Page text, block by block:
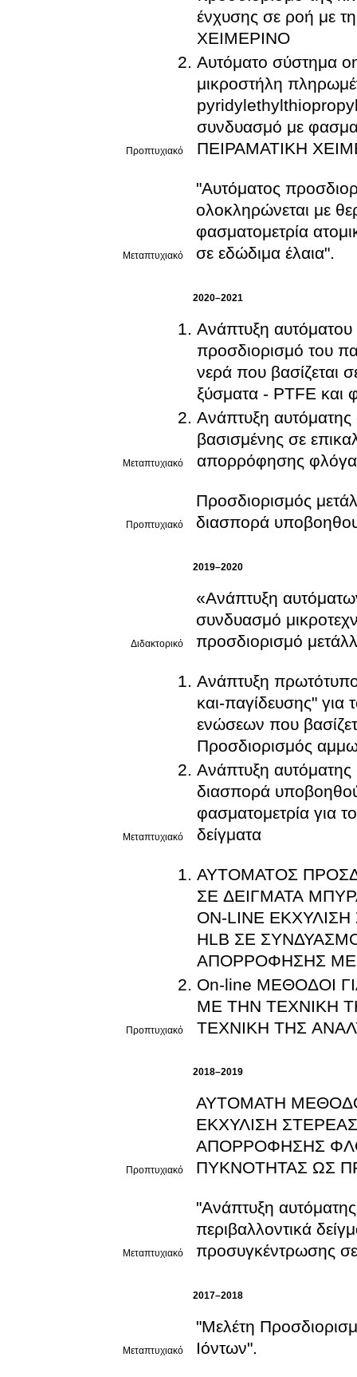
Προπτυχιακό
ένχυσης σε ροή με τη
ΧΕΙΜΕΡΙΝΟ
Αυτόματο σύστημα
μικροστήλη
pyridylethylthiopropyl
συνδυασμό με
ΠΕΙΡΑΜΑΤΙΚΗ
Μεταπτυχιακό
"Αυτόματος
ολοκληρώνεται με
φασματομετρία
σε εδώδιμα έλαια".
2020–2021
Μεταπτυχιακό
Ανάπτυξη
προσδιορισμό του
νερά που
ξύσματα - PTFE και
Ανάπτυξη
βασισμένης σε
απορρόφησης
Προπτυχιακό
Προσδιορισμός
διασπορά
2019–2020
Διδακτορικό
«Ανάπτυξη
συνδυασμό
προσδιορισμό
Μεταπτυχιακό
Ανάπτυξη
και-παγίδευσης"
ενώσεων που
Προσδιορισμός
Ανάπτυξη αυτόματης
διασπορά
φασματομετρία για
δείγματα
Προπτυχιακό
ΑΥΤΟΜΑΤΟΣ
ΣΕ ΔΕΙΓΜΑΤΑ
ON-LINE
HLB ΣΕ
ΑΠΟΡΡΟΦΗΣΗΣ
On-line ΜΕΘΟΔΟΙ
ΜΕ ΤΗΝ ΤΕΧΝΙΚΗ
ΤΕΧΝΙΚΗ ΤΗΣ
2018–2019
Προπτυχιακό
ΑΥΤΟΜΑΤΗ
ΕΚΧΥΛΙΣΗ
ΑΠΟΡΡΟΦΗΣΗΣ
ΠΥΚΝΟΤΗΤΑΣ ΩΣ
Μεταπτυχιακό
"Ανάπτυξη
περιβαλλοντικά
προσυγκέντρωσης
2017–2018
Μεταπτυχιακό
"Μελέτη
Ιόντων".